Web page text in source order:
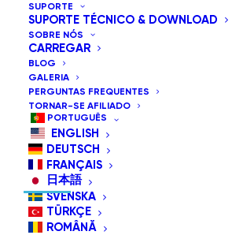
SUPORTE
SUPORTE TÉCNICO & DOWNLOAD
SOBRE NÓS
CARREGAR
BLOG
GALERIA
PERGUNTAS FREQUENTES
TORNAR-SE AFILIADO
PORTUGUÊS
ENGLISH
DEUTSCH
FRANÇAIS
日本語
SVENSKA
TÜRKÇE
ROMÂNĂ
(760) 284-7057
Nota: Para suporte pós-venda, por
para
SUBSCREVER-NOS/